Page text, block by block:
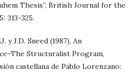
Thesis”, British Journal for the
313-325.
y J.D. Sneed (1987), An
Structuralist Program,
castellana de Pablo Lorenzano: